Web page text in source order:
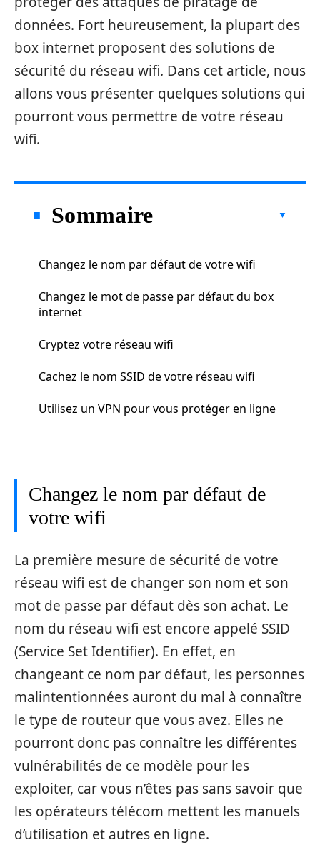
données. Fort heureusement, la plupart des
box internet proposent des solutions de
sécurité du réseau wifi. Dans cet article, nous
allons vous présenter quelques solutions qui
pourront vous permettre de votre réseau
wifi.
Sommaire
Changez le nom par défaut de votre wifi
Changez le mot de passe par défaut du box
internet
Cryptez votre réseau wifi
Cachez le nom SSID de votre réseau wifi
Utilisez un VPN pour vous protéger en ligne
Changez le nom par défaut de
votre wifi
La première mesure de sécurité de votre
réseau wifi est de changer son nom et son
mot de passe par défaut dès son achat. Le
nom du réseau wifi est encore appelé SSID
(Service Set Identifier). En effet, en
changeant ce nom par défaut, les personnes
malintentionnées auront du mal à connaître
le type de routeur que vous avez. Elles ne
pourront donc pas connaître les différentes
vulnérabilités de ce modèle pour les
exploiter, car vous n’êtes pas sans savoir que
les opérateurs télécom mettent les manuels
d’utilisation et autres en ligne.